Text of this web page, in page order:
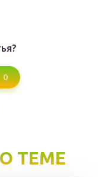
0
ТЕМЕ